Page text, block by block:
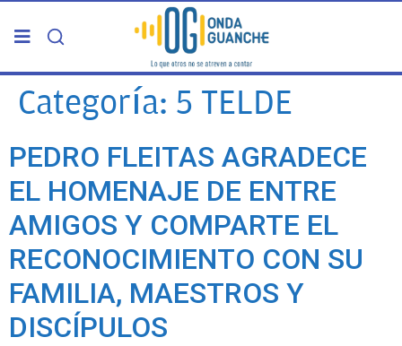
PORTADA
TELDE
GRAN CANARIA
CANARIAS
5ª COLUMNA
Categoría: 5 TELDE
PEDRO FLEITAS AGRADECE
EL HOMENAJE DE ENTRE
AMIGOS Y COMPARTE EL
RECONOCIMIENTO CON SU
FAMILIA, MAESTROS Y
DISCÍPULOS